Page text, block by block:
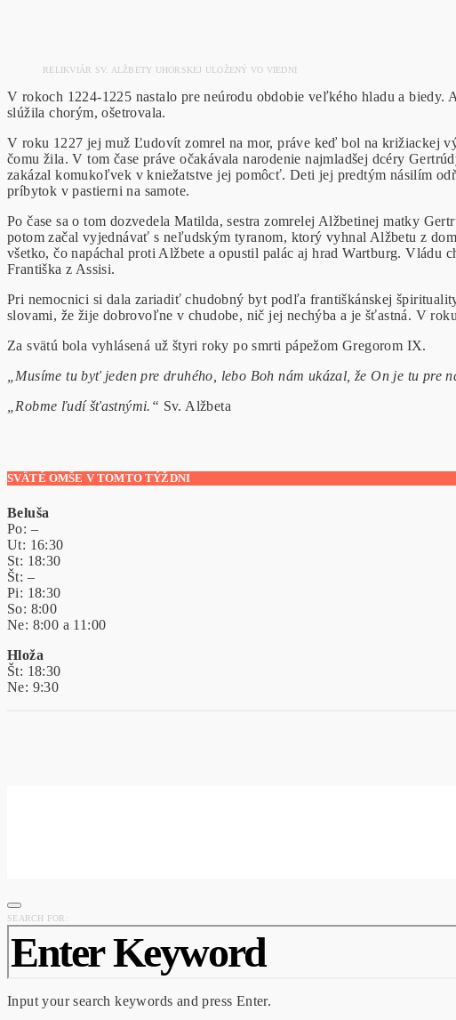
RELIKVIÁR SV. ALŽBETY UHORSKEJ ULOŽENÝ VO VIEDNI
V rokoch 1224-1225 nastalo pre neúrodu obdobie veľkého hladu a biedy.
slúžila chorým, ošetrovala.
V roku 1227 jej muž Ľudovít zomrel na mor, práve keď bol na križiackej
čomu žila. V tom čase práve očakávala narodenie najmladšej dcéry
zakázal komukoľvek v kniežatstve jej pomôcť. Deti jej predtým násilím
príbytok v pastierni na samote.
Po čase sa o tom dozvedela Matilda, sestra zomrelej Alžbetinej matky
potom začal vyjednávať s neľudským tyranom, ktorý vyhnal Alžbetu z
všetko, čo napáchal proti Alžbete a opustil palác aj hrad Wartburg. Vládu
Františka z Assisi.
Pri nemocnici si dala zariadiť chudobný byt podľa františkánskej
slovami, že žije dobrovoľne v chudobe, nič jej nechýba a je šťastná. V
Za svätú bola vyhlásená už štyri roky po smrti pápežom Gregorom IX.
„Musíme tu byť jeden pre druhého, lebo Boh nám ukázal, že On je tu pre
„Robme ľudí šťastnými.“ Sv. Alžbeta
SVÄTÉ OMŠE V TOMTO TÝŽDNI
Beluša
Po: –
Ut: 16:30
St: 18:30
Št: –
Pi: 18:30
So: 8:00
Ne: 8:00 a 11:00
Hloža
Št: 18:30
Ne: 9:30
SEARCH FOR:
Input your search keywords and press Enter.